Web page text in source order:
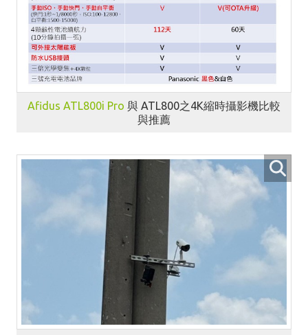
Afidus ATL800i Pro 與 ATL800之4K縮時攝影機比較
與推薦